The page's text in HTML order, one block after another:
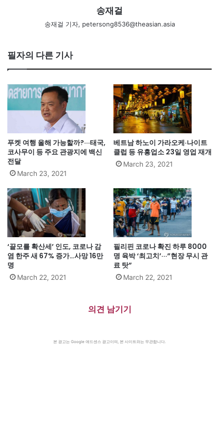
송재걸
송재걸 기자, petersong8536@theasian.asia
필자의 다른 기사
푸켓 여행 올해 가능할까?···태국,
코사무이 등 주요 관광지에 백신
전달
March 23, 2021
베트남 하노이 가라오케·나이트
클럽 등 유흥업소 23일 영업 재개
March 23, 2021
‘끝모를 확산세’ 인도, 코로나 감
염 한주 새 67% 증가…사망 16만
명
March 22, 2021
필리핀 코로나 확진 하루 8000
명 육박 ‘최고치’···”현장 무시 관
료 탓”
March 22, 2021
의견 남기기
본 광고는 Google 애드센스 광고이며, 본 사이트와는 무관합니다.